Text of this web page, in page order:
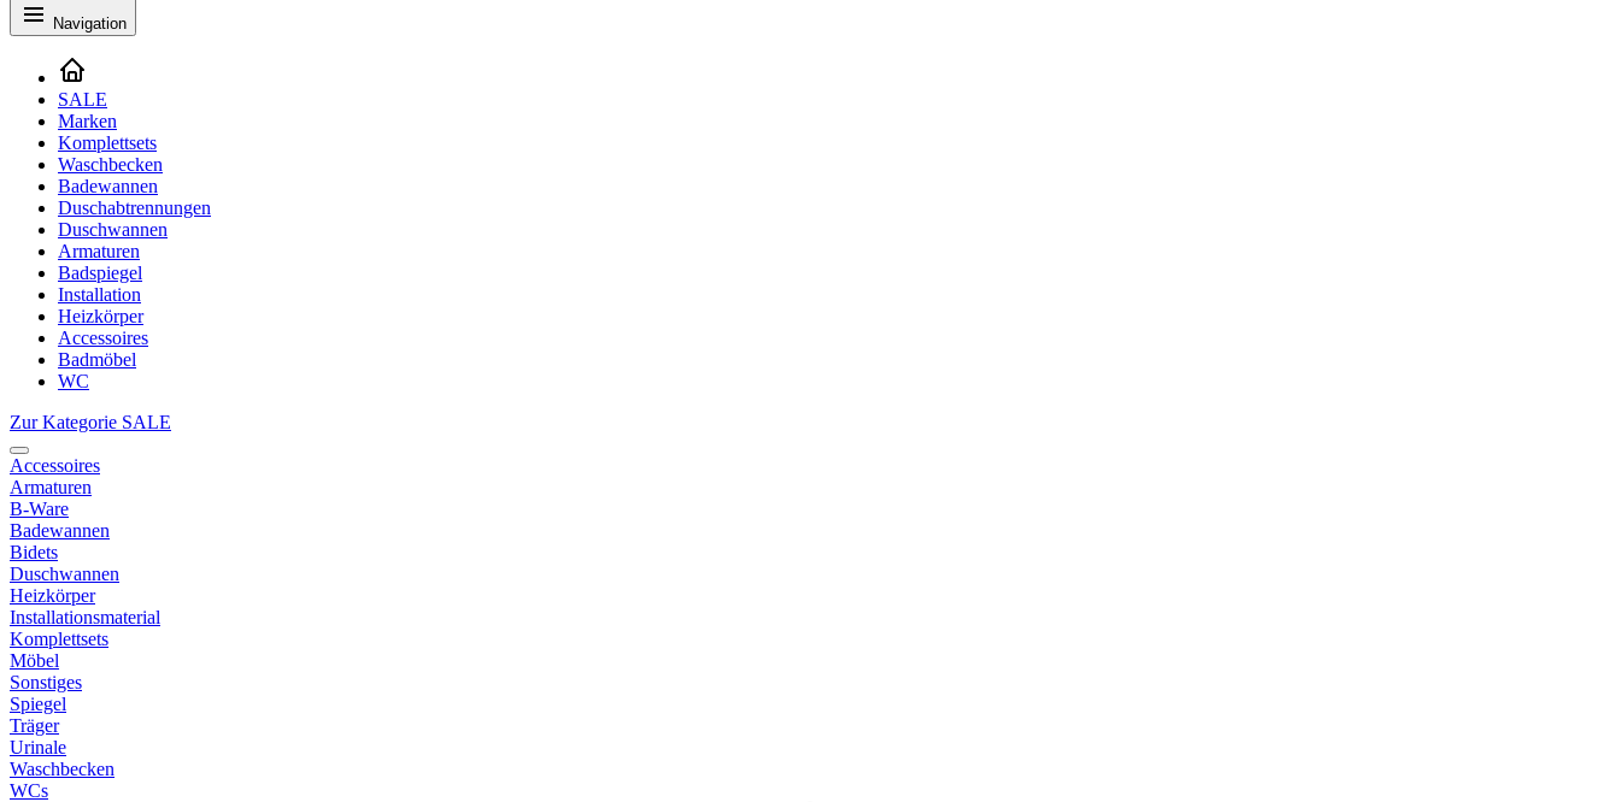
Navigation
SALE
Marken
Komplettsets
Waschbecken
Badewannen
Duschabtrennungen
Duschwannen
Armaturen
Badspiegel
Installation
Heizkörper
Accessoires
Badmöbel
WC
Zur Kategorie SALE
Accessoires
Armaturen
B-Ware
Badewannen
Bidets
Duschwannen
Heizkörper
Installationsmaterial
Komplettsets
Möbel
Sonstiges
Spiegel
Träger
Urinale
Waschbecken
WCs